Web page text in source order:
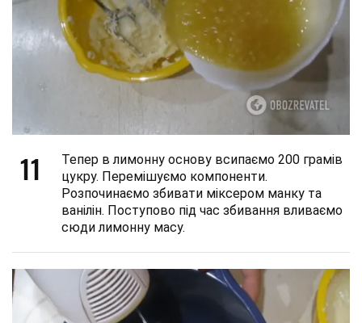
11
Тепер в лимонну основу всипаємо 200 грамів
цукру. Перемішуємо компоненти.
Розпочинаємо збивати міксером манку та
ванілін. Поступово під час збивання вливаємо
сюди лимонну масу.